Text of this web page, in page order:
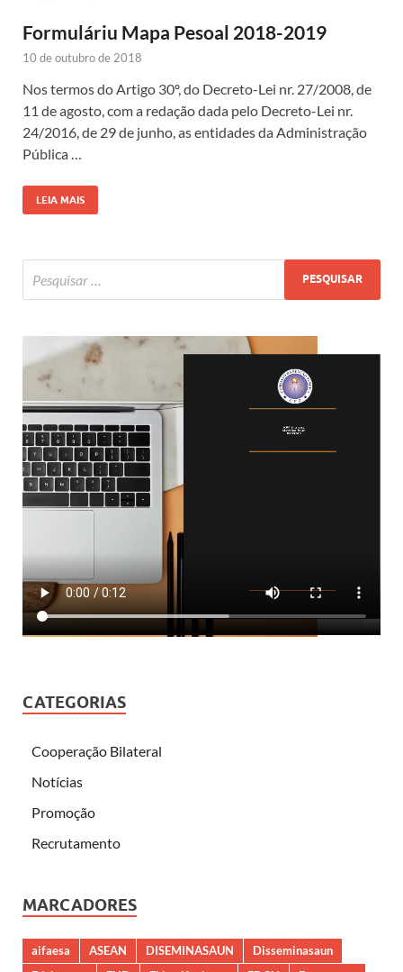
Formuláriu Mapa Pesoal 2018-2019
10 de outubro de 2018
Nos termos do Artigo 30º, do Decreto-Lei nr. 27/2008, de
11 de agosto, com a redação dada pelo Decreto-Lei nr.
24/2016, de 29 de junho, as entidades da Administração
Pública …
LEIA MAIS
CATEGORIAS
Cooperação Bilateral
Notícias
Promoção
Recrutamento
MARCADORES
aifaesa ASEAN DISEMINASAUN
Disseminasaun